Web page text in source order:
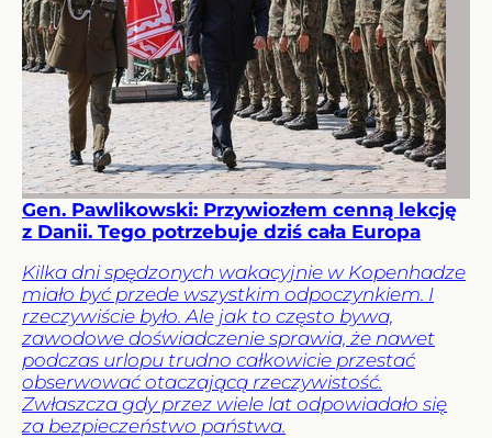
Gen. Pawlikowski: Przywiozłem cenną lekcję
z Danii. Tego potrzebuje dziś cała Europa
Kilka dni spędzonych wakacyjnie w Kopenhadze
miało być przede wszystkim odpoczynkiem. I
rzeczywiście było. Ale jak to często bywa,
zawodowe doświadczenie sprawia, że nawet
podczas urlopu trudno całkowicie przestać
obserwować otaczającą rzeczywistość.
Zwłaszcza gdy przez wiele lat odpowiadało się
za bezpieczeństwo państwa.